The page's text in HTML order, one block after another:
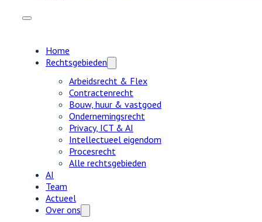
Home
Rechtsgebieden
Arbeidsrecht & Flex
Contractenrecht
Bouw, huur & vastgoed
Ondernemingsrecht
Privacy, ICT & AI
Intellectueel eigendom
Procesrecht
Alle rechtsgebieden
AI
Team
Actueel
Over ons